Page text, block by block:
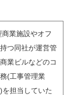
商業施設やオフ
つ同社が運営管
業ビルなどのコ
(工事管理業
担当していた